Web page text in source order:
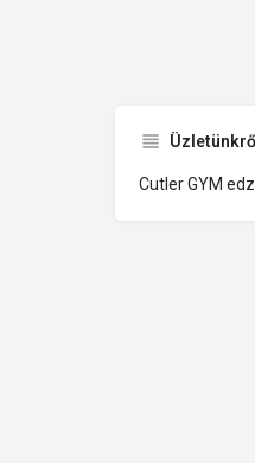
Üzletünkről
Cutler GYM